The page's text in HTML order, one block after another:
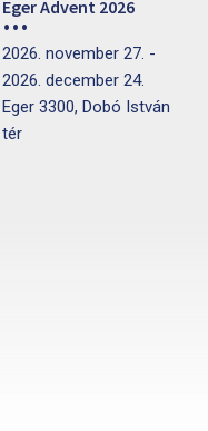
Eger Advent 2026
2026. november 27. -
2026. december 24.
Eger 3300, Dobó István
tér